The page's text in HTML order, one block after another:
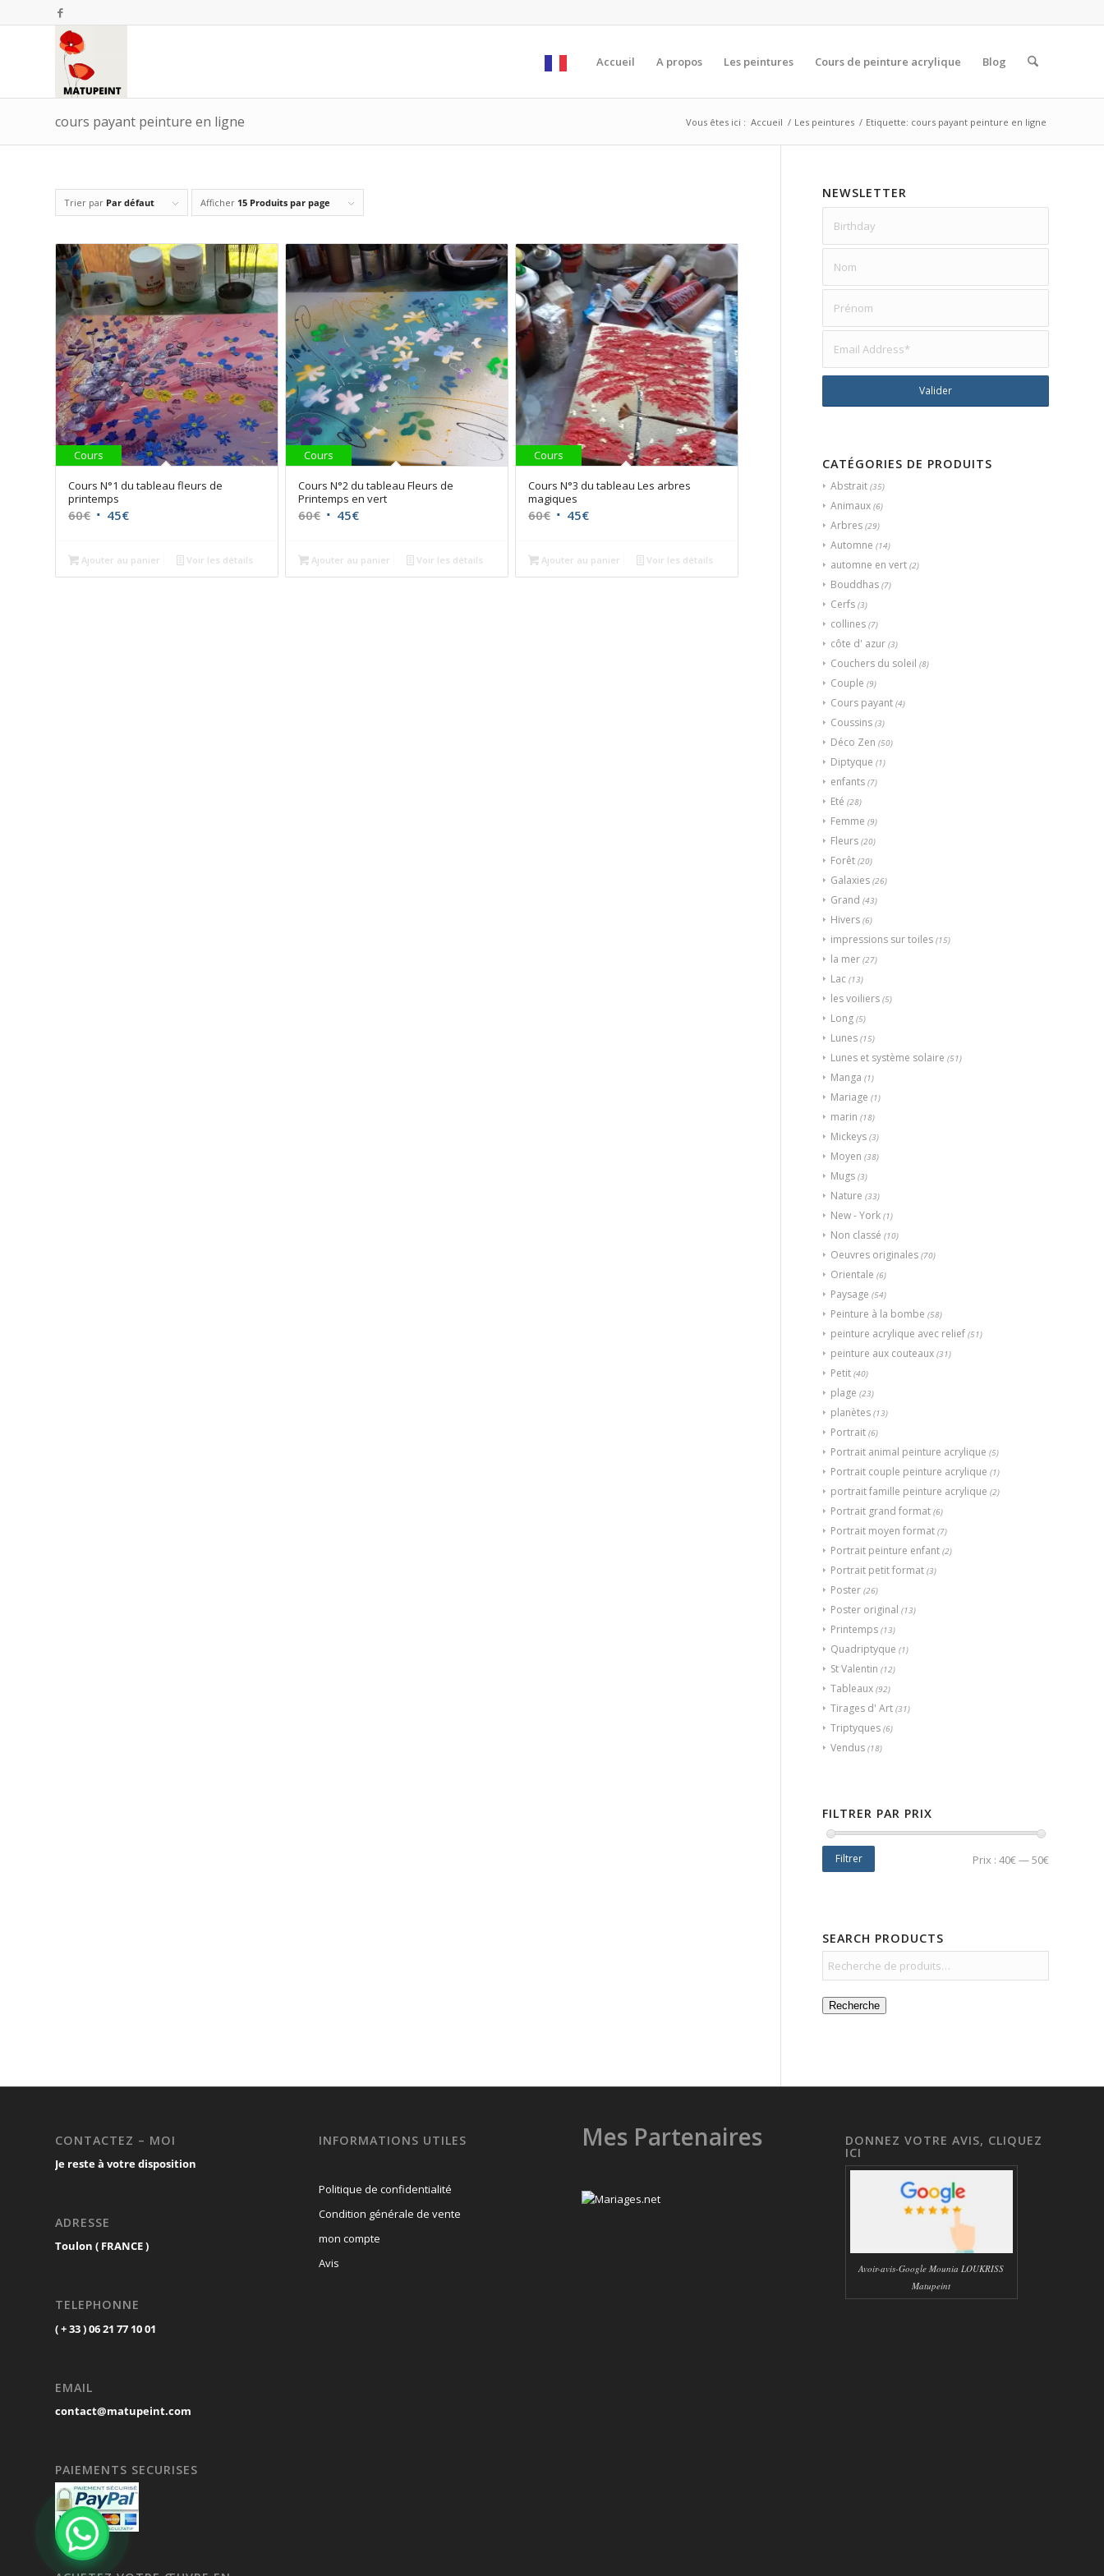
Accueil A propos Les peintures Cours de peinture acrylique Blog
cours payant peinture en ligne Vous êtes ici : Accueil / Les peintures / Etiquette: cours payant peinture en ligne
Trier par Par défaut Afficher 15 Produits par page
Cours
Cours N°1 du tableau fleurs de
printemps
60€ Le
était :
45€Le
actuel
est :
Ajouter au panier Voir les détails
Cours
Cours N°2 du tableau Fleurs de
Printemps en vert
60€ Le
était :
45€Le
actuel
est :
Ajouter au panier Voir les détails
Cours
Cours N°3 du tableau Les arbres
magiques
60€ Le
était :
45€Le
actuel
est :
Ajouter au panier Voir les détails
NEWSLETTER
CATÉGORIES DE PRODUITS
Abstrait (35)
Animaux (6)
Arbres (29)
Automne (14)
automne en vert (2)
Bouddhas (7)
Cerfs (3)
collines (7)
côte d' azur (3)
Couchers du soleil (8)
Couple (9)
Cours payant (4)
Coussins (3)
Déco Zen (50)
Diptyque (1)
enfants (7)
Eté (28)
Femme (9)
Fleurs (20)
Forêt (20)
Galaxies (26)
Grand (43)
Hivers (6)
impressions sur toiles (15)
la mer (27)
Lac (13)
les voiliers (5)
Long (5)
Lunes (15)
Lunes et système solaire (51)
Manga (1)
Mariage (1)
marin (18)
Mickeys (3)
Moyen (38)
Mugs (3)
Nature (33)
New - York (1)
Non classé (10)
Oeuvres originales (70)
Orientale (6)
Paysage (54)
Peinture à la bombe (58)
peinture acrylique avec relief (51)
peinture aux couteaux (31)
Petit (40)
plage (23)
planètes (13)
Portrait (6)
Portrait animal peinture acrylique (5)
Portrait couple peinture acrylique (1)
portrait famille peinture acrylique (2)
Portrait grand format (6)
Portrait moyen format (7)
Portrait peinture enfant (2)
Portrait petit format (3)
Poster (26)
Poster original (13)
Printemps (13)
Quadriptyque (1)
St Valentin (12)
Tableaux (92)
Tirages d' Art (31)
Triptyques (6)
Vendus (18)
FILTRER PAR PRIX
Filtrer Prix : 40€—50€
SEARCH PRODUCTS
Recherche
CONTACTEZ – MOI
Je reste à votre disposition
ADRESSE
Toulon ( FRANCE )
TELEPHONNE
( + 33 ) 06 21 77 10 01
EMAIL
contact@matupeint.com
PAIEMENTS SECURISES
INFORMATIONS UTILES
Politique de confidentialité
Condition générale de vente
mon compte
Avis
Mes Partenaires DONNEZ VOTRE AVIS, CLIQUEZ
ICI
Avoir-avis-Google Mounia LOUKRISS
Matupeint